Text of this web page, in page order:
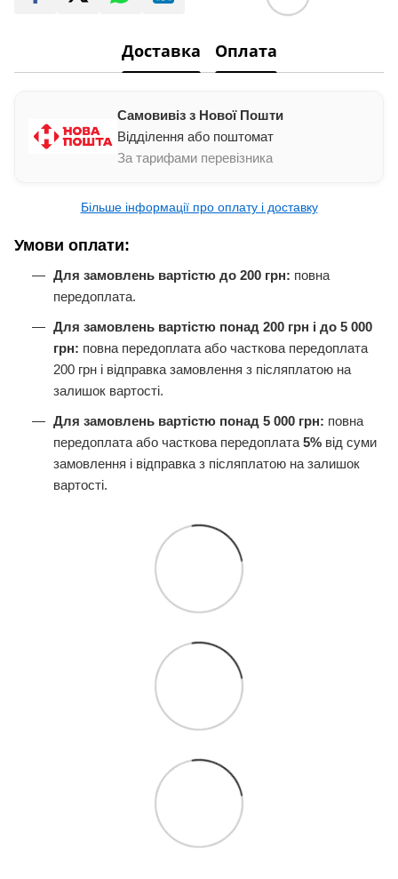
Доставка Оплата
Самовивіз з Нової Пошти
Відділення або поштомат
За тарифами перевізника
Більше інформації про оплату і доставку
Умови оплати:
Для замовлень вартістю до 200 грн: повна
передоплата.
Для замовлень вартістю понад 200 грн і до 5 000
грн: повна передоплата або часткова передоплата
200 грн і відправка замовлення з післяплатою на
залишок вартості.
Для замовлень вартістю понад 5 000 грн: повна
передоплата або часткова передоплата 5% від суми
замовлення і відправка з післяплатою на залишок
вартості.